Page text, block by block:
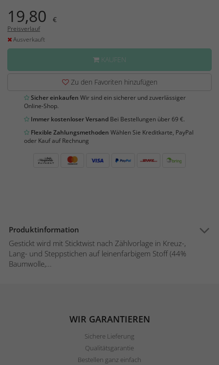
19,80 €
Preisverlauf
Ausverkauft
KAUFEN
Zu den Favoriten hinzufügen
Sicher einkaufen Wir sind ein sicherer und zuverlässiger
Online-Shop.
Immer kostenloser Versand Bei Bestellungen über 69 €.
Flexible Zahlungsmethoden Wählen Sie Kreditkarte, PayPal
oder Kauf auf Rechnung
Produktinformation
Gestickt wird mit Sticktwist nach Zählvorlage in Kreuz-,
Lang- und Steppstichen auf leinenfarbigem Stoff (44%
Baumwolle,...
WIR GARANTIEREN
Sichere Lieferung
Qualitätsgarantie
Bestellen ganz einfach